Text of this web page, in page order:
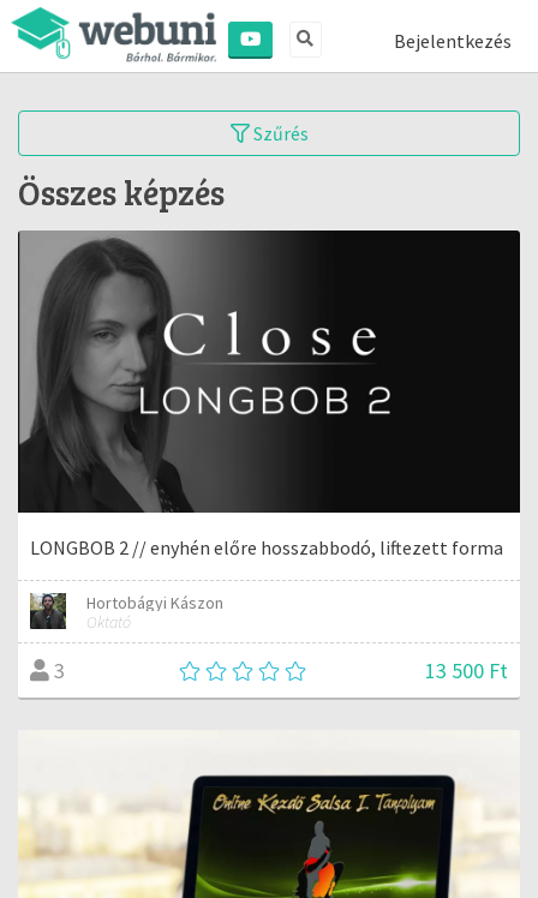
Bejelentkezés
Szűrés
Összes képzés
LONGBOB 2 // enyhén előre hosszabbodó, liftezett forma
Hortobágyi Kászon
Oktató
3 13 500 Ft